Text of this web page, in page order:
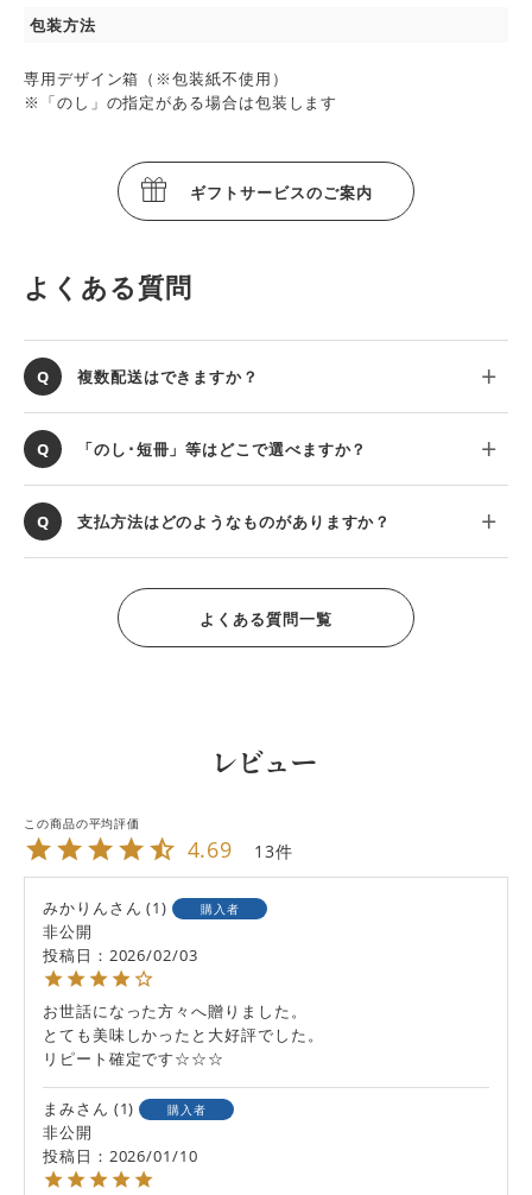
包装方法
専用デザイン箱（※包装紙不使用）
※「のし」の指定がある場合は包装します
ギフトサービスのご案内
よくある質問
複数配送はできますか？
「のし･短冊」等はどこで選べますか？
支払方法はどのようなものがありますか？
よくある質問一覧
レビュー
4.69 13
みかりん 1 購入者
非公開
投稿日
2026/02/03
お世話になった方々へ贈りました。
とても美味しかったと大好評でした。
リピート確定です☆☆☆
まみ 1 購入者
非公開
投稿日
2026/01/10